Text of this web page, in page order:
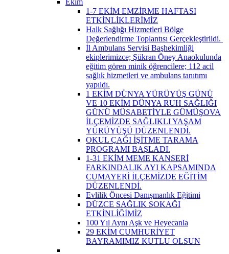
1-7 EKİM EMZİRME HAFTASI
ETKİNLİKLERİMİZ
Halk Sağlığı Hizmetleri Bölge
Değerlendirme Toplantısı Gerçekleştirildi. ​
İl Ambulans Servisi Başhekimliği
ekiplerimizce; Şükran Öney Anaokulunda
eğitim gören minik öğrencilere; 112 acil
sağlık hizmetleri ve ambulans tanıtımı
yapıldı.
1 EKİM DÜNYA YÜRÜYÜŞ GÜNÜ
VE 10 EKİM DÜNYA RUH SAĞLIĞI
GÜNÜ MÜSABETİYLE GÜMÜŞOVA
İLÇEMİZDE SAĞLIKLI YAŞAM
YÜRÜYÜŞÜ DÜZENLENDİ.
OKUL ÇAĞI İŞİTME TARAMA
PROGRAMI BAŞLADI.
1-31 EKİM MEME KANSERİ
FARKINDALIK AYI KAPSAMINDA
CUMAYERİ İLÇEMİZDE EĞİTİM
DÜZENLENDİ.
Evlilik Öncesi Danışmanlık Eğitimi
DÜZCE SAĞLIK SOKAĞI
ETKİNLİĞİMİZ
100 Yıl Aynı Aşk ve Heyecanla
29 EKİM CUMHURİYET
BAYRAMIMIZ KUTLU OLSUN